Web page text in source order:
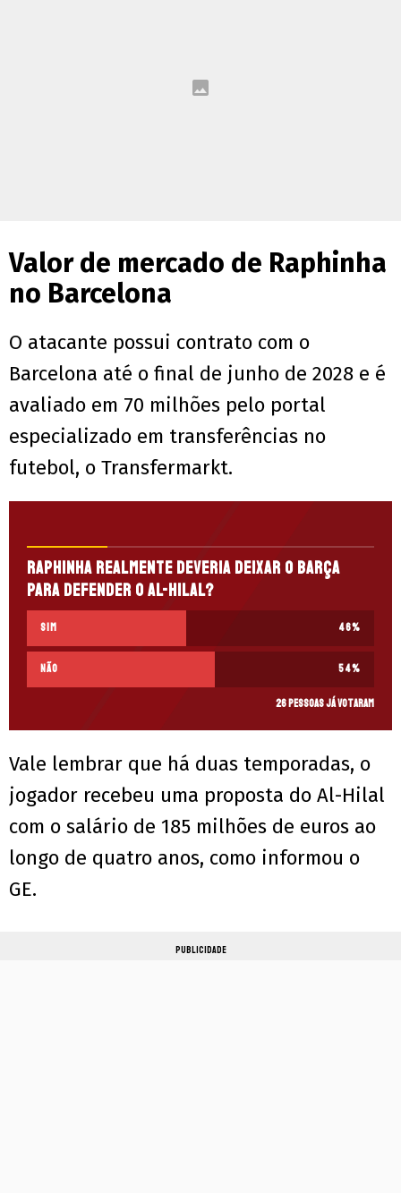
Valor de mercado de Raphinha
no Barcelona
O atacante possui contrato com o
Barcelona até o final de junho de 2028 e é
avaliado em 70 milhões pelo portal
especializado em transferências no
futebol, o Transfermarkt.
Raphinha realmente deveria deixar o Barça
para defender o Al-Hilal?
Sim 46%
Não 54%
26 pessoas já votaram
Vale lembrar que há duas temporadas, o
jogador recebeu uma proposta do Al-Hilal
com o salário de 185 milhões de euros ao
longo de quatro anos, como informou o
GE.
PUBLICIDADE